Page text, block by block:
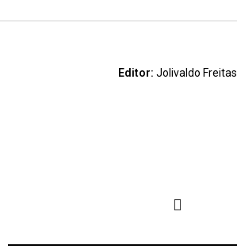
Editor: Jolivaldo Freitas